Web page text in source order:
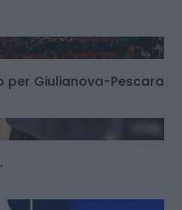
per Giulianova-Pescara